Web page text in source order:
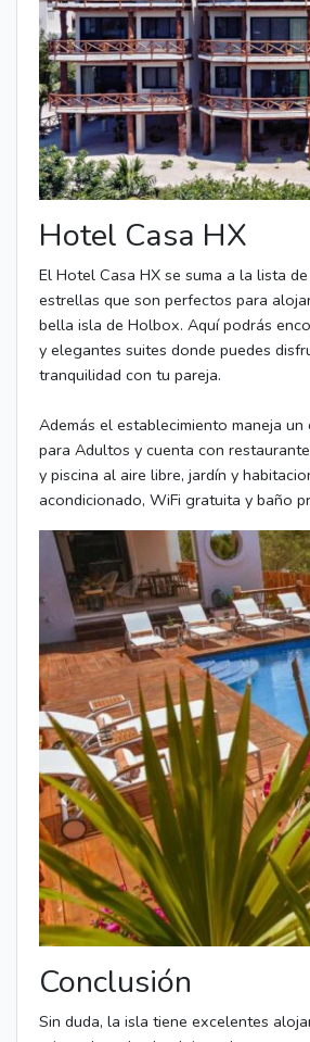
Hotel Casa HX
El Hotel Casa HX se suma a la lista
estrellas que son perfectos para
bella isla de Holbox. Aquí podrás
y elegantes suites donde puedes
tranquilidad con tu pareja.
Además el establecimiento maneja
para Adultos y cuenta con
y piscina al aire libre, jardín y
acondicionado, WiFi gratuita y baño
Conclusión
Sin duda, la isla tiene excelentes